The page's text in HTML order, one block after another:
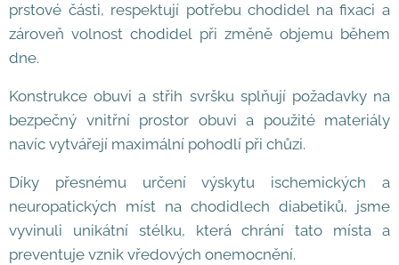
prstové části, respektují potřebu chodidel na fixaci a
zároveň volnost chodidel při změně objemu během
dne.
Konstrukce obuvi a střih svršku splňují požadavky na
bezpečný vnitřní prostor obuvi a použité materiály
navíc vytvářejí maximální pohodlí při chůzi.
Díky přesnému určení výskytu ischemických a
neuropatických míst na chodidlech diabetiků, jsme
vyvinuli unikátní stélku, která chrání tato místa a
preventuje vznik vředových onemocnění.